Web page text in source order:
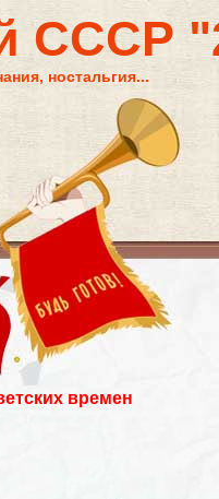
СССР
ностальгия...
времен